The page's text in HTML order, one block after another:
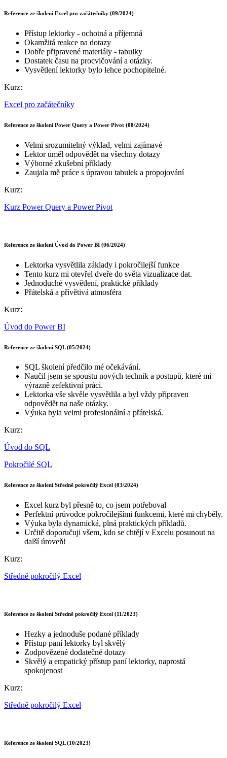
Reference ze školení Excel pro začátečníky (09/2024)
Přístup lektorky - ochotná a příjemná
Okamžitá reakce na dotazy
Dobře připravené materiály - tabulky
Dostatek času na procvičování a otázky.
Vysvětlení lektorky bylo lehce pochopitelné.
Kurz:
Excel pro začátečníky
Reference ze školení Power Query a Power Pivot (08/2024)
Velmi srozumitelný výklad, velmi zajímavé
Lektor uměl odpovědět na všechny dotazy
Výborné zkušební příklady
Zaujala mě práce s úpravou tabulek a propojování
Kurz:
Kurz Power Query a Power Pivot
Reference ze školení Úvod do Power BI (06/2024)
Lektorka vysvětlila základy i pokročilejší funkce
Tento kurz mi otevřel dveře do světa vizualizace dat.
Jednoduché vysvětlení, praktické příklady
Přátelská a přívětivá atmosféra
Kurz:
Úvod do Power BI
Reference ze školení SQL (05/2024)
SQL školení předčilo mé očekávání.
Naučil jsem se spoustu nových technik a postupů, které mi
výrazně zefektivní práci.
Lektorka vše skvěle vysvětlila a byl vždy připraven
odpovědět na naše otázky.
Výuka byla velmi profesionální a přátelská.
Kurz:
Úvod do SQL
Pokročilé SQL
Reference ze školení Středně pokročilý Excel (03/2024)
Excel kurz byl přesně to, co jsem potřeboval
Perfektní průvodce pokročilejšími funkcemi, které mi chyběly.
Výuka byla dynamická, plná praktických příkladů.
Určitě doporučuji všem, kdo se chtějí v Excelu posunout na
další úroveň!
Kurz:
Středně pokročilý Excel
Reference ze školení Středně pokročilý Excel (11/2023)
Hezky a jednoduše podané příklady
Přístup paní lektorky byl skvělý
Zodpovězené dodatečné dotazy
Skvělý a empatický přístup paní lektorky, naprostá
spokojenost
Kurz:
Středně pokročilý Excel
Reference ze školení SQL (10/2023)